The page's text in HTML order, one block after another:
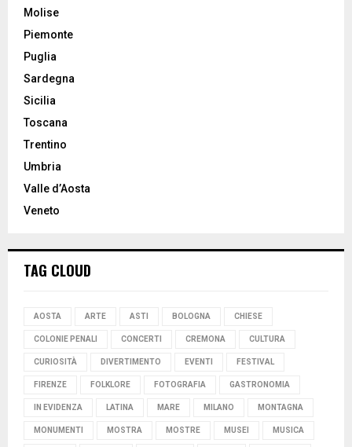
Molise
Piemonte
Puglia
Sardegna
Sicilia
Toscana
Trentino
Umbria
Valle d’Aosta
Veneto
TAG CLOUD
AOSTA ARTE ASTI BOLOGNA CHIESE
COLONIE PENALI CONCERTI CREMONA CULTURA
CURIOSITÀ DIVERTIMENTO EVENTI FESTIVAL
FIRENZE FOLKLORE FOTOGRAFIA GASTRONOMIA
IN EVIDENZA LATINA MARE MILANO MONTAGNA
MONUMENTI MOSTRA MOSTRE MUSEI MUSICA